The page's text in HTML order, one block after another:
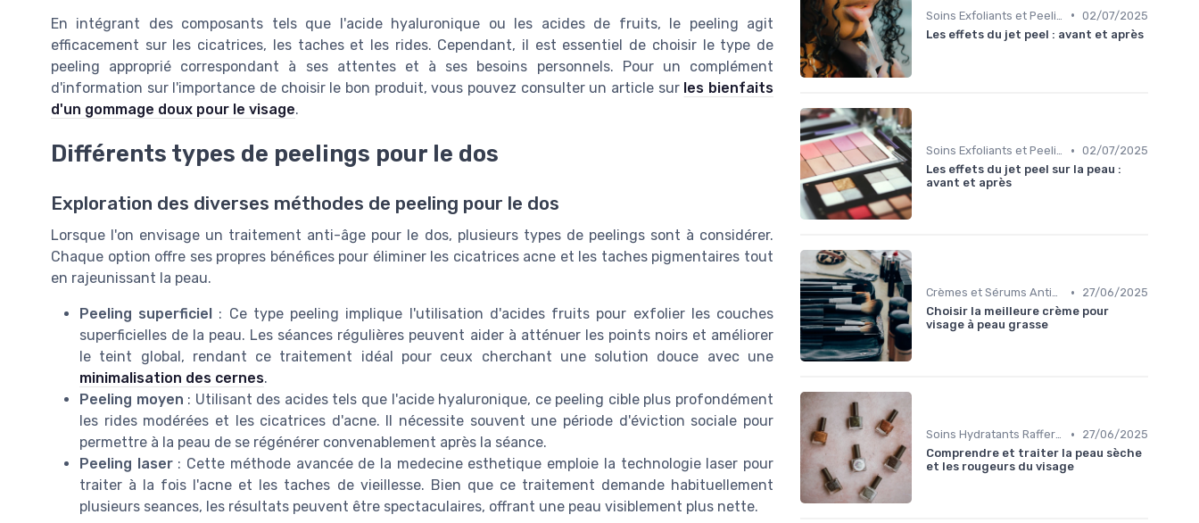
En intégrant des composants tels que l'acide hyaluronique ou les acides de fruits, le peeling agit
efficacement sur les cicatrices, les taches et les rides. Cependant, il est essentiel de choisir le type de
peeling approprié correspondant à ses attentes et à ses besoins personnels. Pour un complément
d'information sur l'importance de choisir le bon produit, vous pouvez consulter un article sur les bienfaits
d'un gommage doux pour le visage.
Différents types de peelings pour le dos
Exploration des diverses méthodes de peeling pour le dos
Lorsque l'on envisage un traitement anti-âge pour le dos, plusieurs types de peelings sont à considérer.
Chaque option offre ses propres bénéfices pour éliminer les cicatrices acne et les taches pigmentaires tout
en rajeunissant la peau.
Peeling superficiel
: Ce type peeling implique l'utilisation d'acides fruits pour exfolier les couches
superficielles de la peau. Les séances régulières peuvent aider à atténuer les points noirs et améliorer
le teint global, rendant ce traitement idéal pour ceux cherchant une solution douce avec une
minimalisation des cernes.
Peeling moyen : Utilisant des acides tels que l'acide hyaluronique, ce peeling cible plus profondément
les rides modérées et les cicatrices d'acne. Il nécessite souvent une période d'éviction sociale pour
permettre à la peau de se régénérer convenablement après la séance.
Peeling laser: Cette méthode avancée de la medecine esthetique emploie la technologie laser pour
traiter à la fois l'acne et les taches de vieillesse. Bien que ce traitement demande habituellement
plusieurs seances, les résultats peuvent être spectaculaires, offrant une peau visiblement plus nette.
• 02/07/2025
Les effets du jet peel : avant et après
Soins Exfoliants et Peeling • 02/07/2025
Les effets du jet peel sur la peau :
avant et après
Crèmes et Sérums Anti-Rides •
27/06/2025
Choisir la meilleure crème pour
visage à peau grasse
Soins Hydratants Raffermissants •
27/06/2025
Comprendre et traiter la peau sèche
et les rougeurs du visage